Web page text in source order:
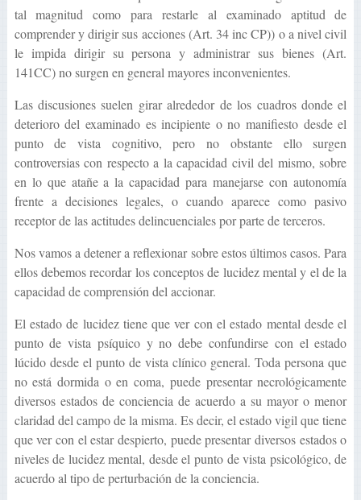
tal magnitud como para restarle al examinado aptitud de
comprender y dirigir sus acciones (Art. 34 inc CP)) o a nivel civil
le impida dirigir su persona y administrar sus bienes (Art.
141CC) no surgen en general mayores inconvenientes.
Las discusiones suelen girar alrededor de los cuadros donde el
deterioro del examinado es incipiente o no manifiesto desde el
punto de vista cognitivo, pero no obstante ello surgen
controversias con respecto a la capacidad civil del mismo, sobre
en lo que atañe a la capacidad para manejarse con autonomía
frente a decisiones legales, o cuando aparece como pasivo
receptor de las actitudes delincuenciales por parte de terceros.
Nos vamos a detener a reflexionar sobre estos últimos casos. Para
ellos debemos recordar los conceptos de lucidez mental y el de la
capacidad de comprensión del accionar.
El estado de lucidez tiene que ver con el estado mental desde el
punto de vista psíquico y no debe confundirse con el estado
lúcido desde el punto de vista clínico general. Toda persona que
no está dormida o en coma, puede presentar necrológicamente
diversos estados de conciencia de acuerdo a su mayor o menor
claridad del campo de la misma. Es decir, el estado vigil que tiene
que ver con el estar despierto, puede presentar diversos estados o
niveles de lucidez mental, desde el punto de vista psicológico, de
acuerdo al tipo de perturbación de la conciencia.